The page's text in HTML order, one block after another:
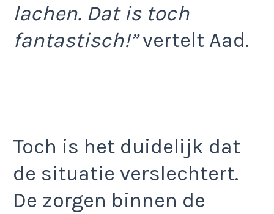
lachen. Dat is toch
fantastisch!”vertelt Aad.
Toch is het duidelijk dat
de situatie verslechtert.
De zorgen binnen de